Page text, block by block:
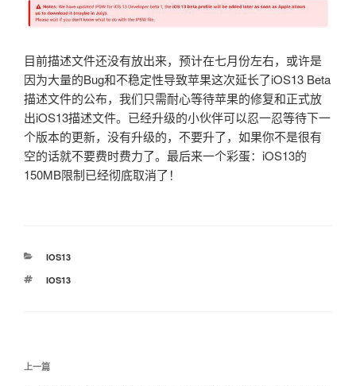
目前描述文件还没有放出来，预计在七月份左右，或许是
因为大量的Bug和不稳定性导致苹果这次延长了iOS13 Beta
描述文件的公布，我们只需耐心等待苹果的修复和正式放
出iOS13描述文件。已经升级的小伙伴可以忍一忍等待下一
个版本的更新，没有升级的，不要升了，如果你不是很有
空的话就不要费时费力了。最后来一个彩蛋：iOS13的
150MB限制已经彻底取消了！
分
IOS13
标
IOS13
文
上
上一篇